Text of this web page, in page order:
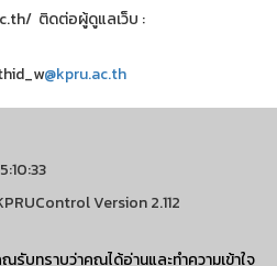
รับทราบว่าคุณได้อ่านและทำความเข้าใจ
ติดต่อผู้ดูแลเว็บ :
@kpru.ac.th
Version 2.112